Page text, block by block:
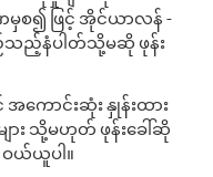
မှစ၍ ဖြင့် အိုင်ယာလန် -
သည့်နံပါတ်သို့မဆို ဖုန်း
ောင်းဆုံး နှုန်းထား
ား သို့မဟုတ် ဖုန်းခေါ်ဆို
ယ်ယူပါ။